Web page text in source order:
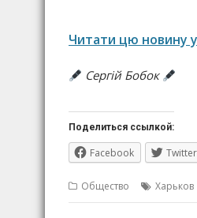
Читати цю новину
Сергій Бобок
Поделиться ссылкой:
Facebook Twitter
Общество Харьков